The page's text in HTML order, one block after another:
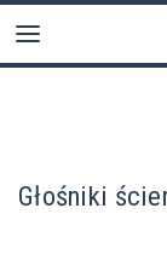
Głośniki